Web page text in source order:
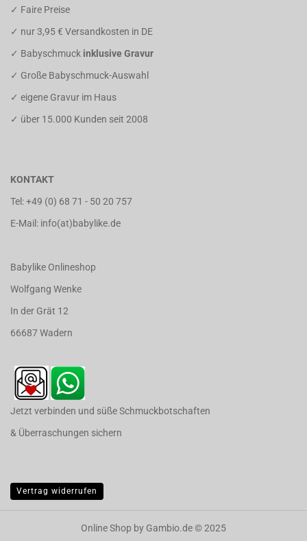
✓ Faire Preise
✓ nur 3,95 € Versandkosten in DE
✓ Babyschmuck inklusive Gravur
✓ Große Babyschmuck-Auswahl
✓ eigene Gravur im Haus
✓ über 15.000 Kunden seit 2008
KONTAKT
Tel:+49 (0) 68 71 - 50 20 757
E-Mail: info(at)babylike.de
Babylike Onlineshop
Wolfgang Wenke
In der Grät 12
66687 Wadern
Jetzt verbinden und süße Schmuckbotschaften
& Überraschungen sichern
Vertrag widerrufen
Online Shop by Gambio.de © 2025